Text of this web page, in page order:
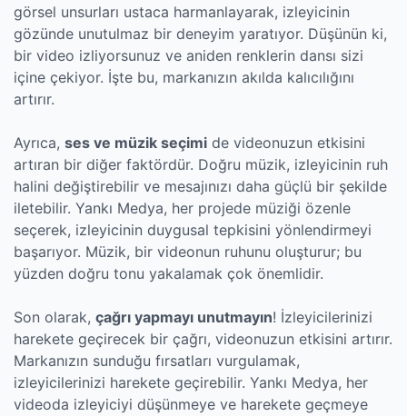
görsel unsurları ustaca harmanlayarak, izleyicinin
gözünde unutulmaz bir deneyim yaratıyor. Düşünün ki,
bir video izliyorsunuz ve aniden renklerin dansı sizi
içine çekiyor. İşte bu, markanızın akılda kalıcılığını
artırır.
Ayrıca, ses ve müzik seçimi de videonuzun etkisini
artıran bir diğer faktördür. Doğru müzik, izleyicinin ruh
halini değiştirebilir ve mesajınızı daha güçlü bir şekilde
iletebilir. Yankı Medya, her projede müziği özenle
seçerek, izleyicinin duygusal tepkisini yönlendirmeyi
başarıyor. Müzik, bir videonun ruhunu oluşturur; bu
yüzden doğru tonu yakalamak çok önemlidir.
Son olarak, çağrı yapmayı unutmayın! İzleyicilerinizi
harekete geçirecek bir çağrı, videonuzun etkisini artırır.
Markanızın sunduğu fırsatları vurgulamak,
izleyicilerinizi harekete geçirebilir. Yankı Medya, her
videoda izleyiciyi düşünmeye ve harekete geçmeye